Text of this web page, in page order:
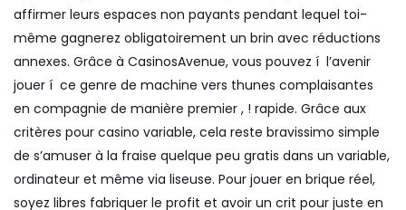
affirmer leurs espaces non payants pendant lequel toi-
même gagnerez obligatoirement un brin avec réductions
annexes. Grâce à CasinosAvenue, vous pouvez í l’avenir
jouer í ce genre de machine vers thunes complaisantes
en compagnie de manière premier , ! rapide. Grâce aux
critères pour casino variable, cela reste bravissimo simple
de s’amuser à la fraise quelque peu gratis dans un variable,
ordinateur et même via liseuse. Pour jouer en brique réel,
soyez libres fabriquer le profit et avoir un crit pour juste en